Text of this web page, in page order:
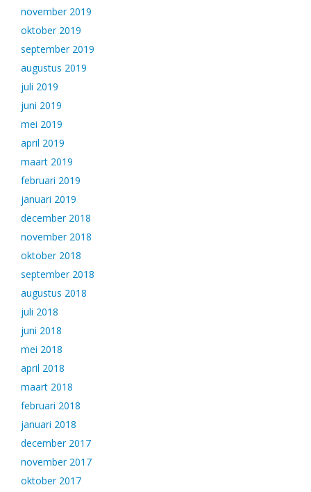
november 2019
oktober 2019
september 2019
augustus 2019
juli 2019
juni 2019
mei 2019
april 2019
maart 2019
februari 2019
januari 2019
december 2018
november 2018
oktober 2018
september 2018
augustus 2018
juli 2018
juni 2018
mei 2018
april 2018
maart 2018
februari 2018
januari 2018
december 2017
november 2017
oktober 2017